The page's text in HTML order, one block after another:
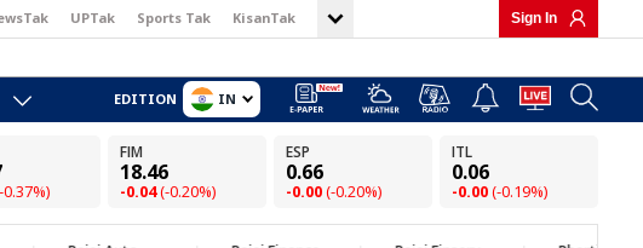
UPTak Sports Tak KisanTak Sign In
EDITION IN